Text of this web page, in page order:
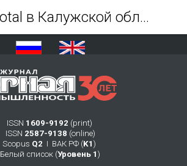
ISSN 1609-9192 (print)
ISSN 2587-9138 (online)
Scopus Q2 Ι ВАК РФ (K1 )
Белый список (Уровень 1 )
Завод Total в Калужской области возобновляет работу - Журнал Горная промышленность